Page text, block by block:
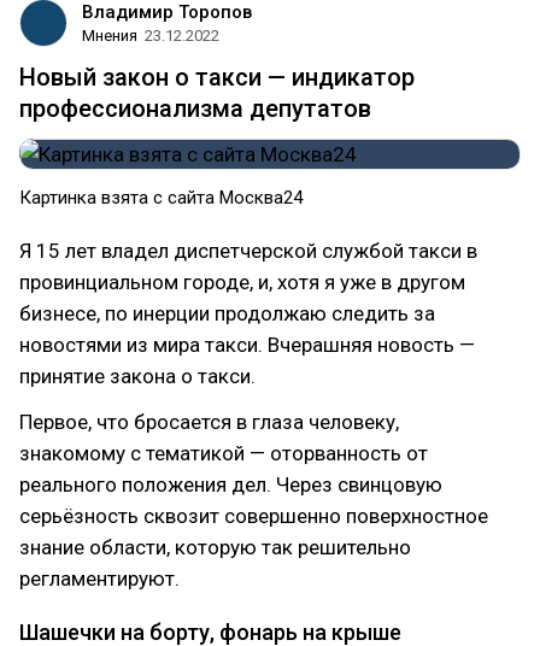
Владимир Торопов
Мнения 23.12.2022
Новый закон о такси — индикатор
профессионализма депутатов
Картинка взята с сайта Москва24
Я 15 лет владел диспетчерской службой такси в
провинциальном городе, и, хотя я уже в другом
бизнесе, по инерции продолжаю следить за
новостями из мира такси. Вчерашняя новость —
принятие закона о такси.
Первое, что бросается в глаза человеку,
знакомому с тематикой — оторванность от
реального положения дел. Через свинцовую
серьёзность сквозит совершенно поверхностное
знание области, которую так решительно
регламентируют.
Шашечки на борту, фонарь на крыше